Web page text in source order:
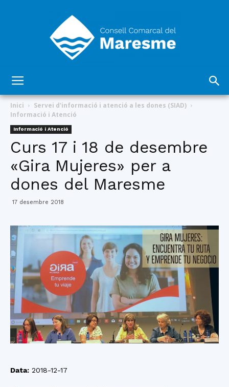
del
Maresme
Inici
Servei d'informació i atenció a les dones (SIAD)
Informació i Atenció
Informació i Atenció
Curs 17 i 18 de desembre
«Gira Mujeres» per a
dones del Maresme
17 desembre 2018
Data: 2018-12-17